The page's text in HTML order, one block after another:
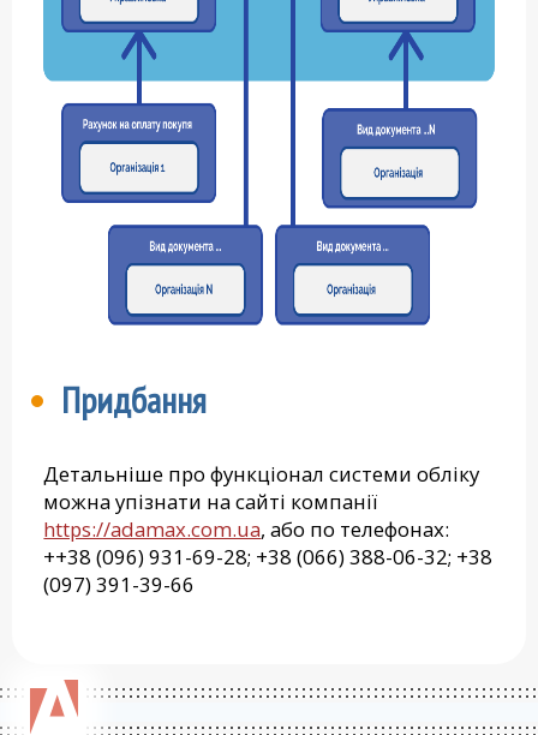
Придбання
Детальніше про функціонал системи обліку
можна упізнати на сайті компанії
https://adamax.com.ua, або по телефонах:
++38 (096) 931-69-28; +38 (066) 388-06-32; +38
(097) 391-39-66